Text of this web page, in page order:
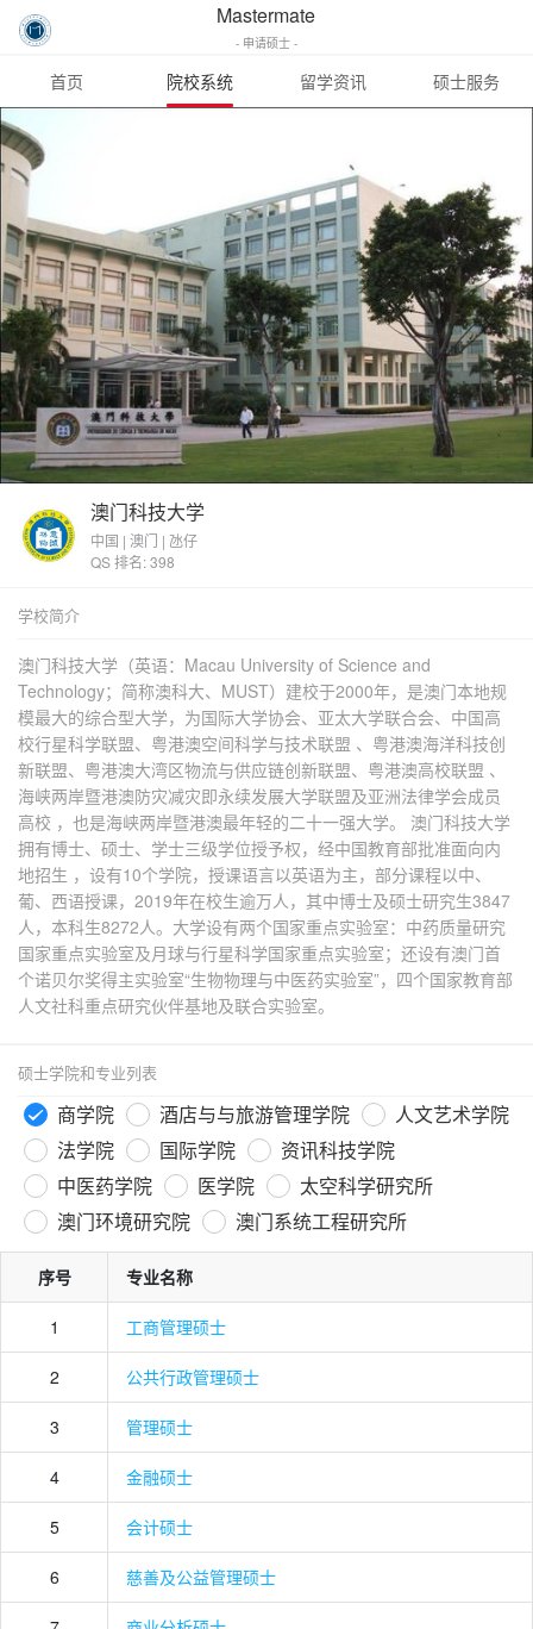
Mastermate
- 申请硕士 -
首页 院校系统 留学资讯 硕士服务
澳门科技大学
中国 | 澳门 | 氹仔
QS 排名: 398
学校简介
澳门科技大学（英语：Macau University of Science and
Technology；简称澳科大、MUST）建校于2000年，是澳门本地规
模最大的综合型大学，为国际大学协会、亚太大学联合会、中国高
校行星科学联盟、粤港澳空间科学与技术联盟 、粤港澳海洋科技创
新联盟、粤港澳大湾区物流与供应链创新联盟、粤港澳高校联盟 、
海峡两岸暨港澳防灾减灾即永续发展大学联盟及亚洲法律学会成员
高校 ，也是海峡两岸暨港澳最年轻的二十一强大学。 澳门科技大学
拥有博士、硕士、学士三级学位授予权，经中国教育部批准面向内
地招生 ，设有10个学院，授课语言以英语为主，部分课程以中、
葡、西语授课，2019年在校生逾万人，其中博士及硕士研究生3847
人，本科生8272人。大学设有两个国家重点实验室：中药质量研究
国家重点实验室及月球与行星科学国家重点实验室；还设有澳门首
个诺贝尔奖得主实验室“生物物理与中医药实验室”，四个国家教育部
人文社科重点研究伙伴基地及联合实验室。
硕士学院和专业列表
商学院 酒店与与旅游管理学院
人文艺术学院
法学院
国际学院
资讯科技学院
中医药学院
医学院
太空科学研究所
澳门环境研究院
澳门系统工程研究所
序号 专业名称
1 工商管理硕士
2 公共行政管理硕士
3 管理硕士
4 金融硕士
5 会计硕士
6 慈善及公益管理硕士